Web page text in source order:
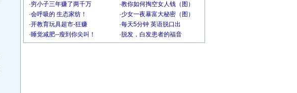
·穷小子三年赚了两千万 ·教你如何掏空女人钱（图）
·会呼吸的 生态家纺！ ·少女一夜暴富大秘密（图）
·开教育玩具超市-狂赚 ·每天5分钟 英语脱口出
·睡觉减肥--瘦到你尖叫！ · 脱发，白发患者的福音